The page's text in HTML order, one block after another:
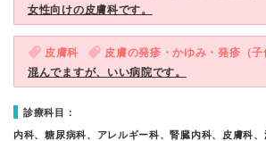
女性向けの皮膚科です。
皮膚科 皮膚の発疹・かゆみ・発疹（子
混んでますが、いい病院です。
診療科目：
内科、糖尿病科、アレルギー科、腎臓内科、皮膚科、